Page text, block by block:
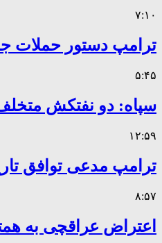
۷:۱۰
ترامپ دستور حملات
۵:۴۵
سپاه: دو نفتکش
۱۲:۵۹
ترامپ مدعی توافق
۸:۵۷
اعتراض عراقچی به